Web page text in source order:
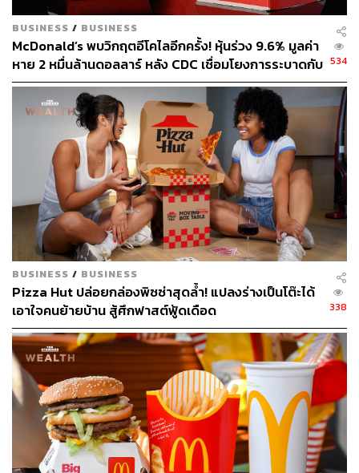
BUSINESS / BUSINESS
McDonald’s พบวิกฤตอีโคไลอีกครั้ง! หุ้นร่วง 9.6% มูลค่า
หาย 2 หมื่นล้านดอลลาร์ หลัง CDC เชื่อมโยงการระบาดกับ
เบอร์เกอร์ Quarter Pounder
534
BUSINESS / BUSINESS
Pizza Hut ปล่อยกล่องพิซซ่าสุดล้ำ! แปลงร่างเป็นโต๊ะได้
เอาใจคนย้ายบ้าน สู้ศึกฟาสต์ฟู้ดเดือด
338